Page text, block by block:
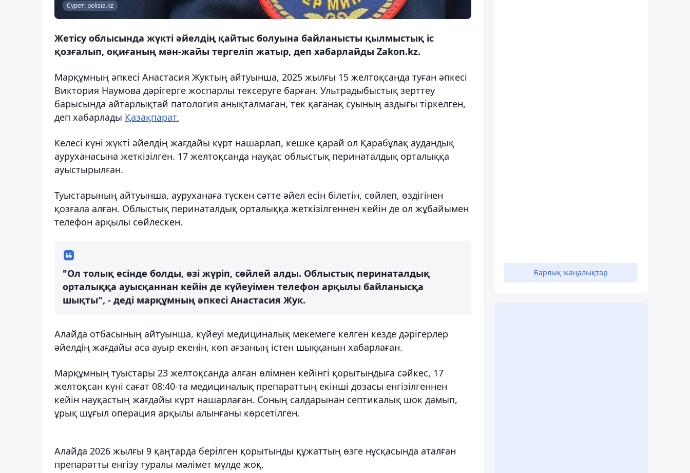
Сурет: polisia.kz
Жетісу облысында жүкті әйелдің қайтыс болуына байланысты қылмыстық іс
қозғалып, оқиғаның мән-жайы тергеліп жатыр, деп хабарлайды Zakon.kz.
Марқұмның әпкесі Анастасия Жуктың айтуынша, 2025 жылғы 15 желтоқсанда туған әпкесі
Виктория Наумова дәрігерге жоспарлы тексеруге барған. Ультрадыбыстық зерттеу
барысында айтарлықтай патология анықталмаған, тек қағанақ суының аздығы тіркелген,
деп хабарлады Қазақпарат.
Келесі күні жүкті әйелдің жағдайы күрт нашарлап, кешке қарай ол Қарабұлақ аудандық
ауруханасына жеткізілген. 17 желтоқсанда науқас облыстық перинаталдық орталыққа
ауыстырылған.
Туыстарының айтуынша, ауруханаға түскен сәтте әйел есін білетін, сөйлеп, өздігінен
қозғала алған. Облыстық перинаталдық орталыққа жеткізілгеннен кейін де ол жұбайымен
телефон арқылы сөйлескен.
"Ол толық есінде болды, өзі жүріп, сөйлей алды. Облыстық перинаталдық
орталыққа ауысқаннан кейін де күйеуімен телефон арқылы байланысқа
шықты", - деді марқұмның әпкесі Анастасия Жук.
Алайда отбасының айтуынша, күйеуі медициналық мекемеге келген кезде дәрігерлер
әйелдің жағдайы аса ауыр екенін, көп ағзаның істен шыққанын хабарлаған.
Марқұмның туыстары 23 желтоқсанда алған өлімнен кейінгі қорытындыға сәйкес, 17
желтоқсан күні сағат 08:40-та медициналық препараттың екінші дозасы енгізілгеннен
кейін науқастың жағдайы күрт нашарлаған. Соның салдарынан септикалық шок дамып,
ұрық шұғыл операция арқылы алынғаны көрсетілген.
Алайда 2026 жылғы 9 қаңтарда берілген қорытынды құжаттың өзге нұсқасында аталған
препаратты енгізу туралы мәлімет мүлде жоқ.
Барлық жаңалықтар